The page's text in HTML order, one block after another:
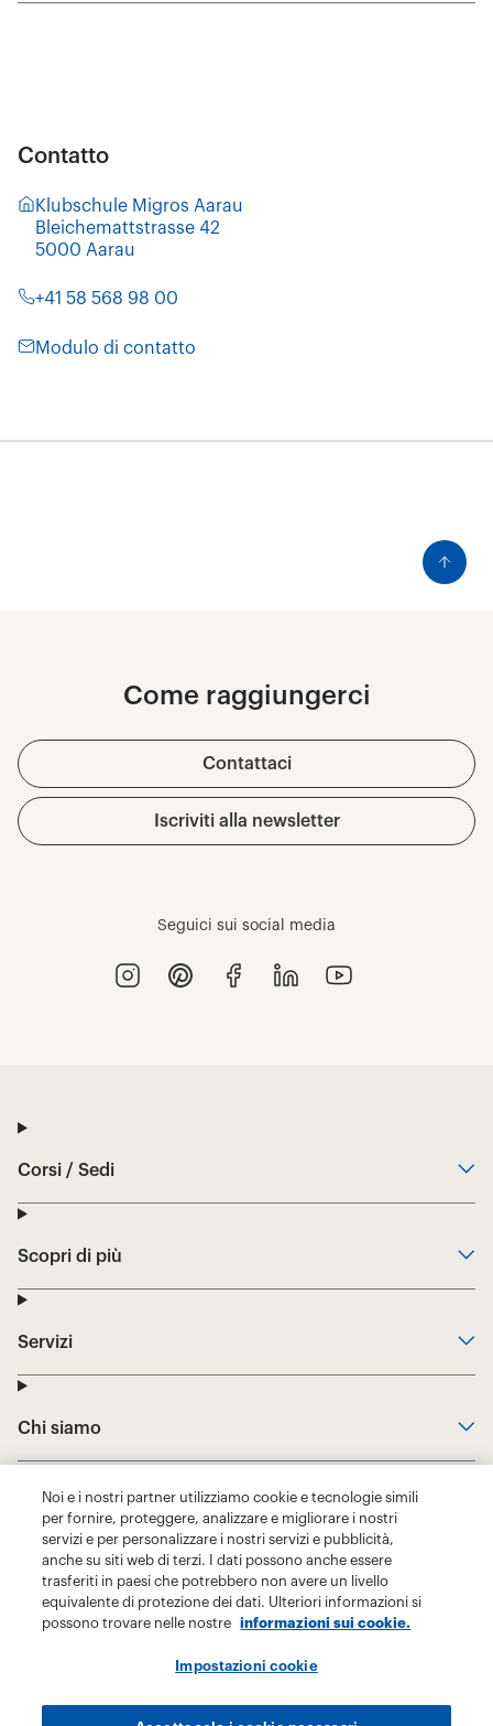
Noi e i nostri partner utilizziamo cookie e tecnologie simili
per fornire, proteggere, analizzare e migliorare i nostri
servizi e per personalizzare i nostri servizi e pubblicità,
anche su siti web di terzi. I dati possono anche essere
trasferiti in paesi che potrebbero non avere un livello
equivalente di protezione dei dati. Ulteriori informazioni si
possono trovare nelle nostre
informazioni sui cookie.
Impostazioni cookie